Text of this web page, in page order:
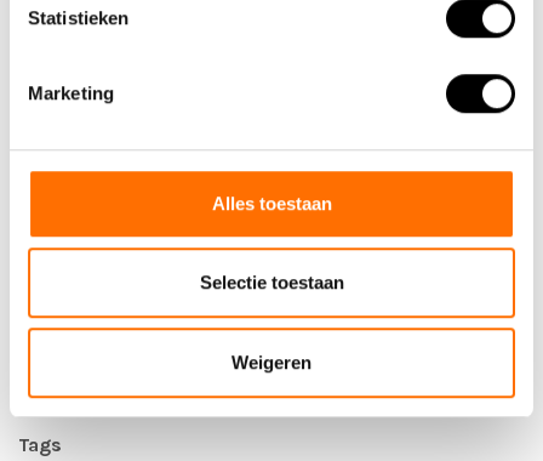
Statistieken
Marketing
Alles toestaan
Selectie toestaan
Weigeren
15-01-2026
04-12-2024
Tags